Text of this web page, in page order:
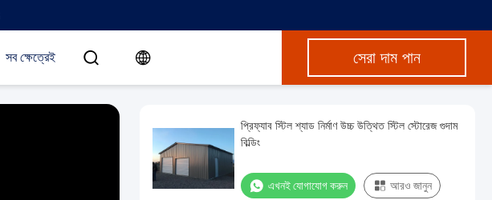
সব ক্ষেত্রেই সেরা দাম পান
প্রিফ্যাব স্টিল শ্যাড নির্মাণ উচ্চ উত্থিত স্টিল স্টোরেজ গুদাম
বিল্ডিং
এখনই যোগাযোগ করুন আরও জানুন